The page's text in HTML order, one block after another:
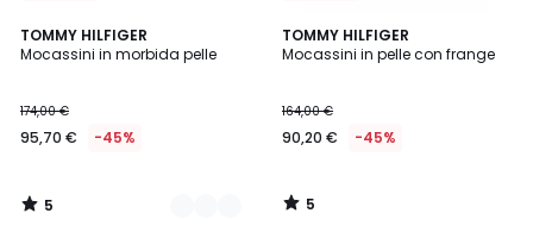
TOMMY HILFIGER
Mocassini in morbida pelle
€
Invece
174,00
€
174,00 €
95,70 € -45%
5
/
2
Colori
5
/
TOMMY HILFIGER
Mocassini in pelle con frange
164,00 €
90,20 € -45%
5
/
5
/